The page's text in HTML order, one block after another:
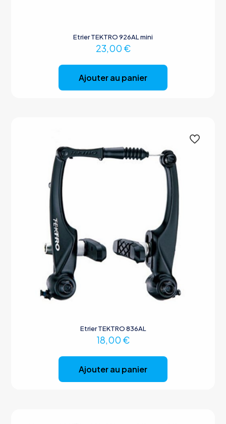
Etrier TEKTRO 926AL mini
23,00 €
Ajouter au panier
Etrier TEKTRO 836AL
18,00 €
Ajouter au panier